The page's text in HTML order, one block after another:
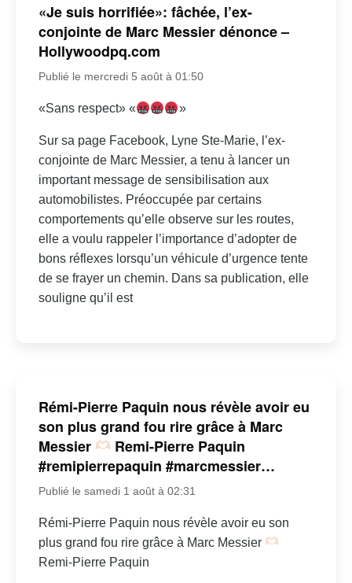
«Je suis horrifiée»: fâchée, l’ex-
conjointe de Marc Messier dénonce –
Hollywoodpq.com
Publié le mercredi 5 août à 01:50
«Sans respect» « »
Sur sa page Facebook, Lyne Ste-Marie, l’ex-
conjointe de Marc Messier, a tenu à lancer un
important message de sensibilisation aux
automobilistes. Préoccupée par certains
comportements qu’elle observe sur les routes,
elle a voulu rappeler l’importance d’adopter de
bons réflexes lorsqu’un véhicule d’urgence tente
de se frayer un chemin. Dans sa publication, elle
souligne qu’il est
Rémi-Pierre Paquin nous révèle avoir eu
son plus grand fou rire grâce à Marc
Messier
Remi-Pierre Paquin
#remipierrepaquin #marcmessier…
Publié le samedi 1 août à 02:31
Rémi-Pierre Paquin nous révèle avoir eu son
plus grand fou rire grâce à Marc Messier
Remi-Pierre Paquin